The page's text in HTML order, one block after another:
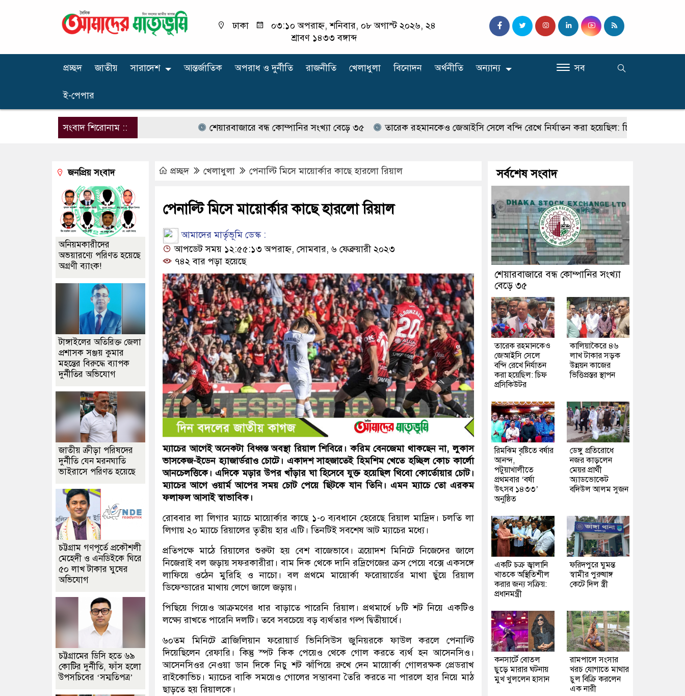
ঢাকা
০৩:১০ অপরাহ্ন, শনিবার, ০৮ অগাস্ট ২০২৬, ২৪
শ্রাবণ ১৪৩৩ বঙ্গাব্দ
প্রচ্ছদ জাতীয় সারাদেশ আন্তর্জাতিক অপরাধ ‍ও দুর্নীতি রাজনীতি খেলাধুলা বিনোদন অর্থনীতি অন্যান্য
ই-পেপার
সব
সংবাদ শিরোনাম :: শেয়ারবাজারে বন্ধ কোম্পানির সংখ্যা বেড়ে ৩৫ তারেক রহমানকেও জেআইসি সেলে বন্দি রেখে নির্যাতন করা হয়েছিল: চিফ প্রসিকিউটর
প্রচ্ছদ খেলাধুলা পেনাল্টি মিসে মায়োর্কার কাছে হারলো রিয়াল
পেনাল্টি মিসে মায়োর্কার কাছে হারলো রিয়াল
আমাদের মার্তৃভূমি ডেস্ক :
আপডেট সময় ১২:৫৫:১৩ অপরাহ্ন, সোমবার, ৬ ফেব্রুয়ারী ২০২৩
৭৪২ বার পড়া হয়েছে
ম্যাচের আগেই অনেকটা বিধ্বস্ত অবস্থা রিয়াল শিবিরে। করিম বেনজেমা থাকছেন না, লুকাস
ভাসকেজ-ইডেন হ্যাজার্ডরাও চোটে। একাদশ সাহজাতেই হিমশিম খেতে হচ্ছিল কোচ কার্লো
আনচেলত্তিকে। এদিকে মড়ার উপর খাঁড়ার ঘা হিসেবে যুক্ত হয়েছিল থিবো কোর্তোয়ার চোট।
ম্যাচের আগে ওয়ার্ম আপের সময় চোট পেয়ে ছিটকে যান তিনি। এমন ম্যাচে তো এরকম
ফলাফল আসাই স্বাভাবিক।
রোববার লা লিগার ম্যাচে মায়োর্কার কাছে ১-০ ব্যবধানে হেরেছে রিয়াল মাদ্রিদ। চলতি লা
লিগায় ২০ ম্যাচে রিয়ালের তৃতীয় হার এটি। তিনটিই সবশেষ আট ম্যাচের মধ্যে।
প্রতিপক্ষে মাঠে রিয়ালের শুরুটা হয় বেশ বাজেভাবে। ত্রয়োদশ মিনিটে নিজেদের জালে
নিজেরাই বল জড়ায় সফরকারীরা। বাম দিক থেকে দানি রদ্রিগেজের ক্রস পেয়ে বক্সে একসঙ্গে
লাফিয়ে ওঠেন মুরিহি ও নাচো। বল প্রথমে মায়োর্কা ফরোয়ার্ডের মাথা ছুঁয়ে রিয়াল
ডিফেন্ডারের মাথায় লেগে জালে জড়ায়।
পিছিয়ে গিয়েও আক্রমণের ধার বাড়াতে পারেনি রিয়াল। প্রথমার্ধে ৮টি শট নিয়ে একটিও
লক্ষ্যে রাখতে পারেনি দলটি। তবে সবচেয়ে বড় ব্যর্থতার গল্প দ্বিতীয়ার্ধে।
৬০তম মিনিটে ব্রাজিলিয়ান ফরোয়ার্ড ভিনিসিউস জুনিয়রকে ফাউল করলে পেনাল্টি
দিয়েছিলেন রেফারি। কিন্তু স্পট কিক পেয়েও থেকে গোল করতে ব্যর্থ হন আসেনসিও।
আসেনসিওর নেওয়া ডান দিকে নিচু শট ঝাঁপিয়ে রুখে দেন মায়োর্কা গোলরক্ষক প্রেডরাখ
রাইকোভিচ। ম্যাচের বাকি সময়েও গোলের সম্ভাবনা তৈরি করতে না পারলে হার নিয়ে মাঠ
ছাড়তে হয় রিয়ালকে।
জনপ্রিয় সংবাদ
অনিয়মকারীদের
অভয়ারণ্যে পরিণত হয়েছে
অগ্রণী ব্যাংক!
টাঙ্গাইলের অতিরিক্ত জেলা
প্রশাসক সঞ্জয় কুমার
মহন্তের বিরুদ্ধে ব্যাপক
দুর্নীতির অভিযোগ
জাতীয় ক্রীড়া পরিষদের
দুর্নীতি যেন মরনঘাতি
ভাইরাসে পরিণত হয়েছে
চট্টগ্রাম গণপূর্তে প্রকৌশলী
মেহেদী ও এনডিইকে ঘিরে
৫০ লাখ টাকার ঘুষের
অভিযোগ
চট্টগ্রামের ডিসি হতে ৬৯
কোটির দুর্নীতি, ফাঁস হলো
উপসচিবের ‘সম্মতিপত্র’
সর্বশেষ সংবাদ
শেয়ারবাজারে বন্ধ কোম্পানির সংখ্যা
বেড়ে ৩৫
তারেক রহমানকেও
জেআইসি সেলে
বন্দি রেখে নির্যাতন
করা হয়েছিল: চিফ
প্রসিকিউটর
কালিয়াকৈরে ৪৬
লাখ টাকার সড়ক
উন্নয়ন কাজের
ভিত্তিপ্রস্তর স্থাপন
রিমঝিম বৃষ্টিতে বর্ষার
আনন্দ,
পটুয়াখালীতে
প্রথমবার ‘বর্ষা
উৎসব ১৪৩৩’
অনুষ্ঠিত
ডেঙ্গু প্রতিরোধে
নজর কাড়লেন
মেয়র প্রার্থী
অ্যাডভোকেট
বদিউল আলম সুজন
একটি চক্র জ্বালানি
খাতকে অস্থিতিশীল
করার জন্য সক্রিয়:
প্রধানমন্ত্রী
ফরিদপুরে ঘুমন্ত
স্বামীর পুরুষাঙ্গ
কেটে দিল স্ত্রী
কনসার্টে বোতল
ছুড়ে মারার ঘটনায়
মুখ খুললেন হাসান
রামপালে সংসার
খরচ যোগাতে মাথার
চুল বিক্রি করলেন
এক নারী